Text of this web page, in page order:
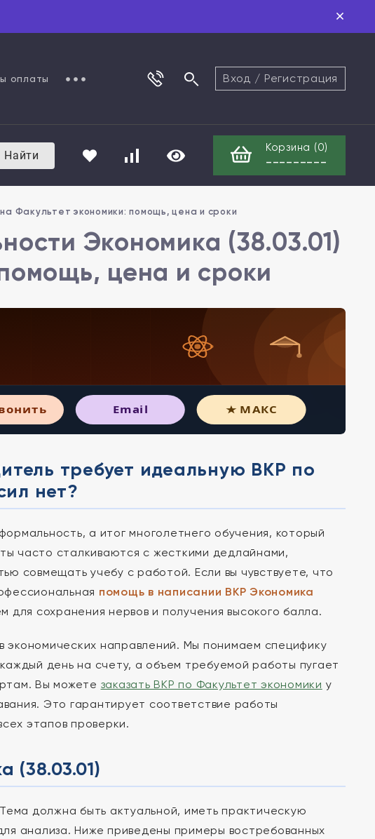
оплаты Вход / Регистрация
Найти
Корзина (0)
---------
Факультет экономики: помощь, цена и сроки
Экономика (38.03.01)
цена и сроки
Email ★ МАКС
требует идеальную ВКР по
нет?
а итог многолетнего обучения, который
часто сталкиваются с жесткими дедлайнами,
совмещать учебу с работой. Если вы чувствуете, что
помощь в написании ВКР Экономика
сохранения нервов и получения высокого балла.
направлений. Мы понимаем специфику
день на счету, а объем требуемой работы пугает
Вы можете заказать ВКР по Факультет экономики у
Это гарантирует соответствие работы
этапов проверки.
(38.03.01)
должна быть актуальной, иметь практическую
анализа. Ниже приведены примеры востребованных